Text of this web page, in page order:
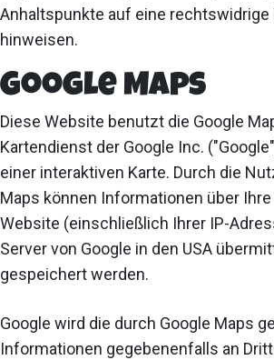
Anhaltspunkte auf eine rechtswidrige
hinweisen.
Google Maps
Diese Website benutzt die Google
Kartendienst der Google Inc.
einer interaktiven Karte. Durch die
Maps können Informationen über
Website (einschließlich Ihrer IP-
Server von Google in den USA
gespeichert werden.
Google wird die durch Google Maps
Informationen gegebenenfalls an